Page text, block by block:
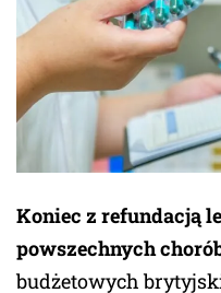
Koniec z refundacją
powszechnych
budżetowych